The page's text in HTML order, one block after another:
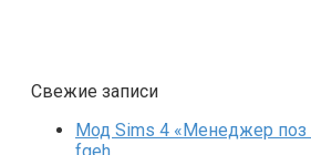
Свежие записи
Мод Sims 4 «Менеджер поз